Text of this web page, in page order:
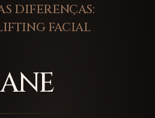
DIFERENÇAS:
FACIAL